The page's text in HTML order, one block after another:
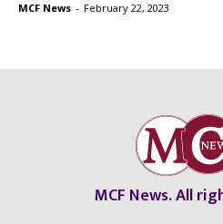
MCF News - February 22, 2023
MCF News. All